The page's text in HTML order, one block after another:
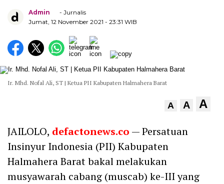
Admin
- Jurnalis
Jumat, 12 November 2021 - 23:31 WIB
Ir. Mhd. Nofal Ali, ST | Ketua PII Kabupaten Halmahera Barat
A A A
JAILOLO, defactonews.co — Persatuan
Insinyur Indonesia (PII) Kabupaten
Halmahera Barat bakal melakukan
musyawarah cabang (muscab) ke-III yang